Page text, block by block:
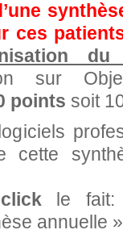
ces
du
sur
points soit
cette
le
annuelle